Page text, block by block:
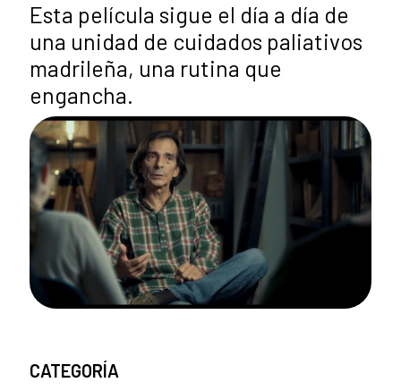
Esta película sigue el día a día de
una unidad de cuidados paliativos
madrileña, una rutina que
engancha.
CATEGORÍA